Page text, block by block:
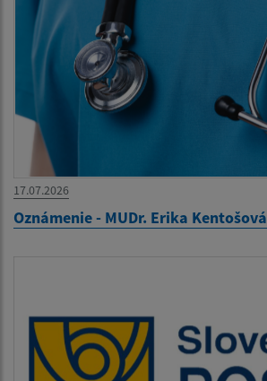
17.07.2026
Oznámenie - MUDr. Erika Kentošová